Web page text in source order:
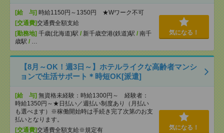
[給 与] 時給1150円～1350円 ★Wワーク不可
[交通費]交通費全額支給
[勤務地] 千歳(北海道)駅 / 新千歳空港(鉄道)駅 / 南千
歳駅 / …
気になる！
【8月～OK！週3日～】ホテルライクな高齢者マンシ
ョンで生活サポート＊時短OK[派遣]
[給 与] 無資格未経験：時給1300円～ 経験者：
時給1350円～★日払い／週払い制度あり（月払い
も選べます）※稼働開始時は手続き完了次第のお支
払いとなります。
[交通費]交通費全額支給※規定有
気になる！